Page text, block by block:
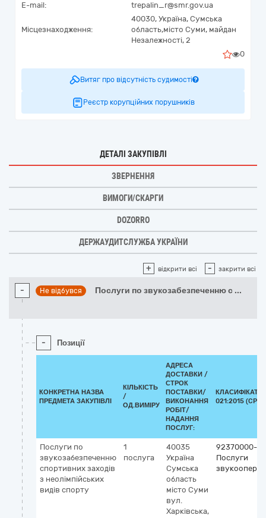
E-mail:
trepalin_r@smr.gov.ua
Місцезнаходження:
40030, Україна, Сумська
область,місто Суми, майдан
Незалежності, 2
0
Витяг про відсутність судимості
Реєстр корупційних порушників
ДЕТАЛІ ЗАКУПІВЛІ
ЗВЕРНЕННЯ
ВИМОГИ/СКАРГИ
DOZORRO
ДЕРЖАУДИТСЛУЖБА УКРАЇНИ
+ відкрити всі - закрити всі
- Не відбувся Послуги по звукозабезпеченню с ...
- Позиції
КОНКРЕТНА НАЗВА
ПРЕДМЕТА ЗАКУПІВЛІ
КІЛЬКІСТЬ
/
ОД.ВИМІРУ
АДРЕСА
ДОСТАВКИ /
СТРОК
ПОСТАВКИ/
ВИКОНАННЯ
РОБІТ/
НАДАННЯ
ПОСЛУГ:
021:2015 (CPV)
Послуги по
звукозабезпеченню
спортивних заходів
з неолімпійських
видів спорту
1
послуга
40035
Україна
Сумська
область
місто Суми
вул.
Харківська,
92370000-5
Послуги